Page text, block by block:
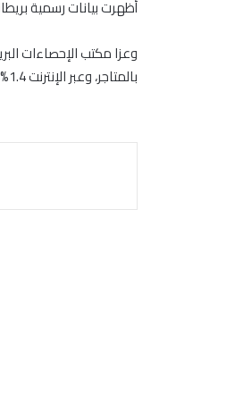
أظهرت بيانات رسمية بريطانية
وعزا مكتب الإحصاءات
بالمتاجر، وعبر الإنترنت 1.4%، بعدما تراجعت 0.9% في يونيو الماضي.